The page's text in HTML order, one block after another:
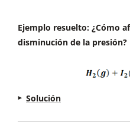
Hacia donde menos
reactivos hay 6
derecha (productos)
Ejemplo resuelto: ¿Cómo
disminución de la presión?
Solución
¿Qué perturbación